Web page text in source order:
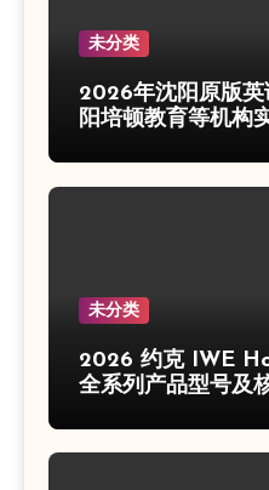
未分类
2026年沈阳原版
阳培顿教育等机构
未分类
2026 约克 IWE
全系列产品型号及